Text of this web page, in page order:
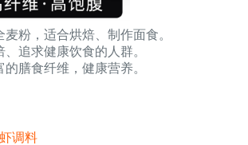
粉，适合烘焙、制作面食。
追求健康饮食的人群。
膳食纤维，健康营养。
调料